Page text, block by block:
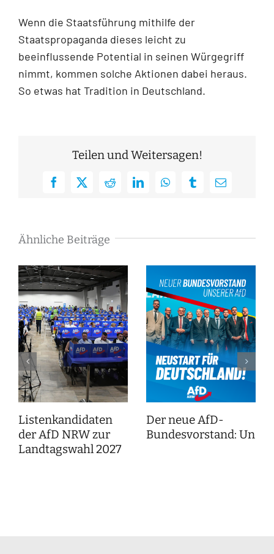
Wenn die Staatsführung mithilfe der
Staatspropaganda dieses leicht zu
beeinflussende Potential in seinen Würgegriff
nimmt, kommen solche Aktionen dabei heraus.
So etwas hat Tradition in Deutschland.
Teilen und Weitersagen!
Facebook
X RedditLinkedInWhatsAppTumblrE-
Ähnliche Beiträge
Listenkandidaten
der AfD NRW zur
Landtagswahl 2027
Der neue AfD-
Bundesvorstand: